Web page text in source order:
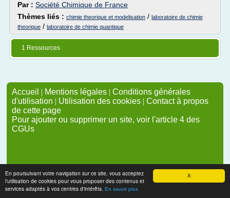
X
En poursuivant votre navigation sur ce site, vous acceptez
l'utilisation de cookies pour vous proposer des contenus et
services adaptés à vos centres d'intérêts. En savoir plus
Par : Société Chimique de France
Thèmes liés : chimie theorique et modelisation / laboratoire de chimie
theorique / laboratoire de chimie quantique
1 Ressources
Accueil | Mentions légales | Conditions générales
d'utilisation | Utilisation des cookies | Contact à propos
de cette page
Pour ajouter ou supprimer un site, voir l'article 4 des
CGUs